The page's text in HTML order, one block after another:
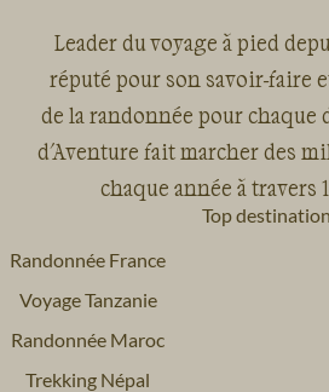
Leader du voyage à pied
réputé pour son savoir-faire
de la randonnée pour chaque
d'Aventure fait marcher des
chaque année à travers
Top
Randonnée France
Voyage Tanzanie
Randonnée Maroc
Trekking Népal